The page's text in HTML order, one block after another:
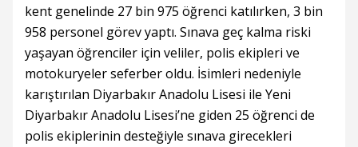
kent genelinde 27 bin 975 öğrenci katılırken, 3 bin
958 personel görev yaptı. Sınava geç kalma riski
yaşayan öğrenciler için veliler, polis ekipleri ve
motokuryeler seferber oldu. İsimleri nedeniyle
karıştırılan Diyarbakır Anadolu Lisesi ile Yeni
Diyarbakır Anadolu Lisesi’ne giden 25 öğrenci de
polis ekiplerinin desteğiyle sınava girecekleri